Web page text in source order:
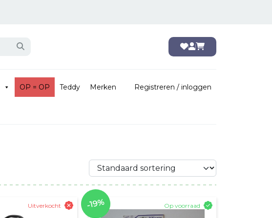
OP = OP Teddy Merken Registreren / inloggen
Uitverkocht Op voorraad
-19%